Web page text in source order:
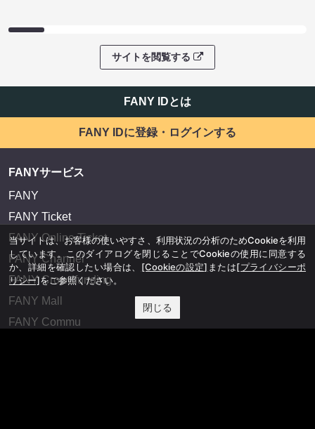
サイトを閲覧する
FANY IDとは
FANY IDに登録・ログインする
FANYサービス
FANY
FANY Ticket
FANY Online Ticket
FANY Channel
FANY Crowdfunding
FANY Mall
FANY Commu
当サイトは、お客様の使いやすさ、利用状況の分析のためCookieを利用
しています。このダイアログを閉じることでCookieの使用に同意する
か、詳細を確認したい場合は、 [Cookieの設定] または[プライバシーポ
リシー]をご参照ください。
閉じる